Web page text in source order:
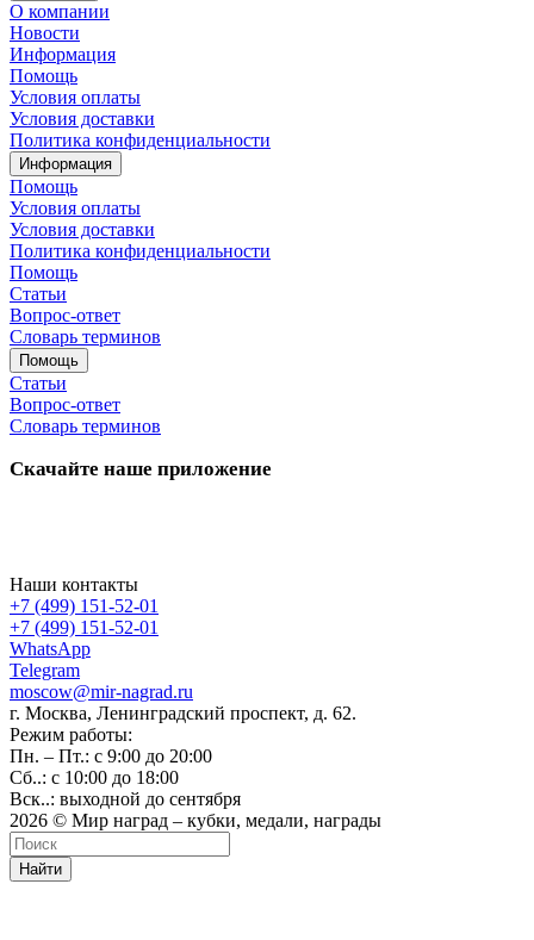
О компании
Новости
Информация
Помощь
Условия оплаты
Условия доставки
Политика конфиденциальности
Информация
Помощь
Условия оплаты
Условия доставки
Политика конфиденциальности
Помощь
Статьи
Вопрос-ответ
Словарь терминов
Помощь
Статьи
Вопрос-ответ
Словарь терминов
Скачайте наше приложение
Наши контакты
+7 (499) 151-52-01
+7 (499) 151-52-01
WhatsApp
Telegram
moscow@mir-nagrad.ru
г. Москва, Ленинградский проспект, д. 62.
Режим работы:
Пн. – Пт.: с 9:00 до 20:00
Сб..: с 10:00 до 18:00
Вск..: выходной до сентября
2026 © Мир наград – кубки, медали, награды
Найти